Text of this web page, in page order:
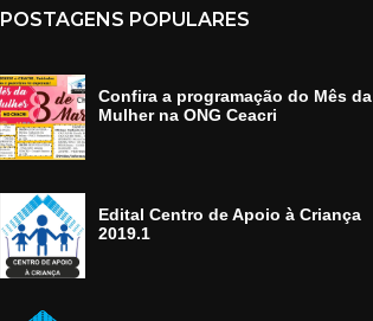
POSTAGENS POPULARES
Confira a programação do Mês da
Mulher na ONG Ceacri
Edital Centro de Apoio à Criança
2019.1